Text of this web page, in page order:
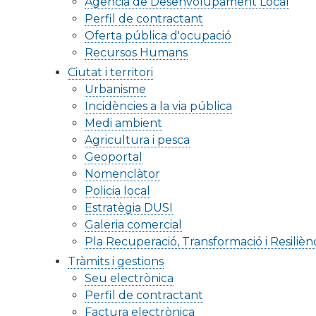
Perfil de contractant
Oferta pública d'ocupació
Recursos Humans
Ciutat i territori
Urbanisme
Incidències a la via pública
Medi ambient
Agricultura i pesca
Geoportal
Nomenclàtor
Policia local
Estratègia DUSI
Galeria comercial
Pla Recuperació, Transformació i
Tràmits i gestions
Seu electrònica
Perfil de contractant
Factura electrònica